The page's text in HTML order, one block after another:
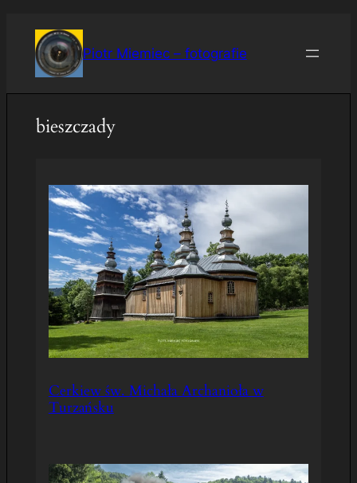
treści
Piotr Miemiec – fotografie
bieszczady
Cerkiew św. Michała Archanioła w
Turzańsku